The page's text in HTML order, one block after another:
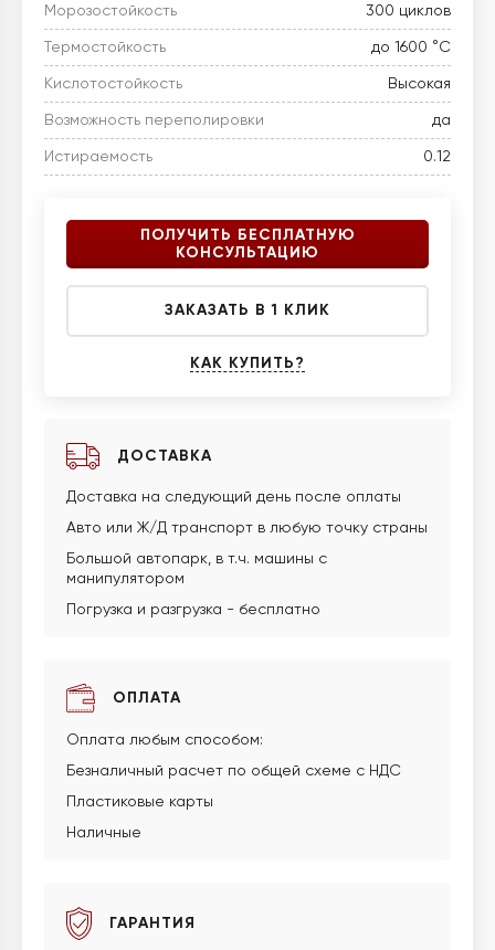
Морозостойкость 300 циклов
Термостойкость до 1600 °C
Кислотостойкость Высокая
Возможность переполировки да
Истираемость 0.12
ПОЛУЧИТЬ БЕСПЛАТНУЮ
КОНСУЛЬТАЦИЮ
ЗАКАЗАТЬ В 1 КЛИК
КАК КУПИТЬ?
ДОСТАВКА
Доставка на следующий день после оплаты
Авто или Ж/Д транспорт в любую точку страны
Большой автопарк, в т.ч. машины с
манипулятором
Погрузка и разгрузка - бесплатно
ОПЛАТА
Оплата любым способом:
Безналичный расчет по общей схеме с НДС
Пластиковые карты
Наличные
ГАРАНТИЯ